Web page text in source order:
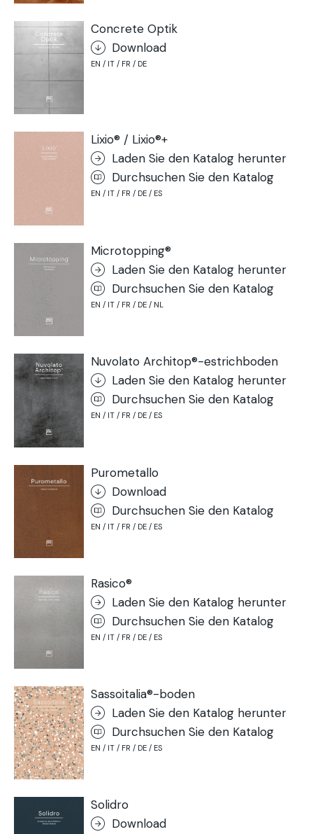
Concrete Optik
Download
EN / IT / FR / DE
Lixio® / Lixio®+
Laden Sie den Katalog herunter
Durchsuchen Sie den Katalog
EN / IT / FR / DE / ES
Microtopping®
Laden Sie den Katalog herunter
Durchsuchen Sie den Katalog
EN / IT / FR / DE / NL
Nuvolato Architop®-estrichboden
Laden Sie den Katalog herunter
Durchsuchen Sie den Katalog
EN / IT / FR / DE / ES
Purometallo
Download
Durchsuchen Sie den Katalog
EN / IT / FR / DE / ES
Rasico®
Laden Sie den Katalog herunter
Durchsuchen Sie den Katalog
EN / IT / FR / DE / ES
Sassoitalia®-boden
Laden Sie den Katalog herunter
Durchsuchen Sie den Katalog
EN / IT / FR / DE / ES
Solidro
Download